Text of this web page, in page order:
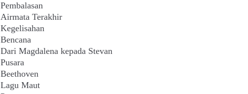
Pembalasan
Airmata Terakhir
Kegelisahan
Bencana
Dari Magdalena kepada Stevan
Pusara
Beethoven
Lagu Maut